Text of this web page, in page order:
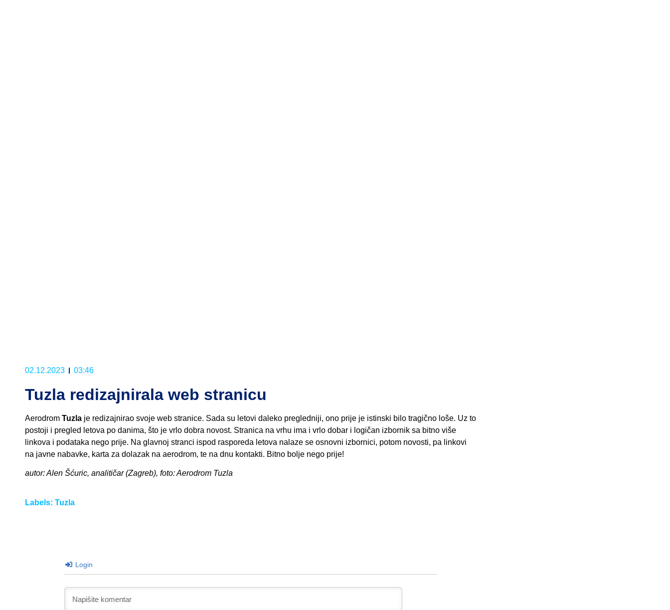
02.12.2023 03:46
Tuzla redizajnirala web stranicu
Aerodrom Tuzla je redizajnirao svoje web stranice. Sada su letovi daleko pregledniji, ono prije je istinski bilo tragično loše. Uz to
postoji i pregled letova po danima, što je vrlo dobra novost. Stranica na vrhu ima i vrlo dobar i logičan izbornik sa bitno više
linkova i podataka nego prije. Na glavnoj stranci ispod rasporeda letova nalaze se osnovni izbornici, potom novosti, pa linkovi
na javne nabavke, karta za dolazak na aerodrom, te na dnu kontakti. Bitno bolje nego prije!
autor: Alen Šćuric, analitičar (Zagreb), foto: Aerodrom Tuzla
Labels: Tuzla
Login